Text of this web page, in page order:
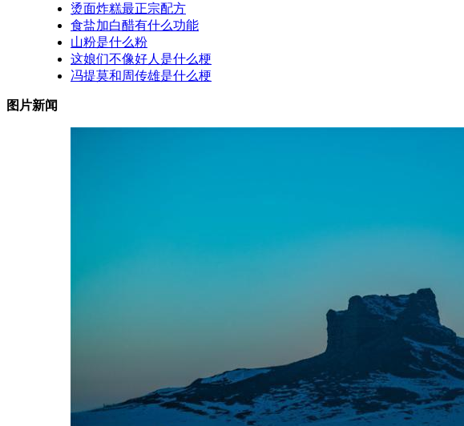
烫面炸糕最正宗配方
食盐加白醋有什么功能
山粉是什么粉
这娘们不像好人是什么梗
冯提莫和周传雄是什么梗
图片新闻